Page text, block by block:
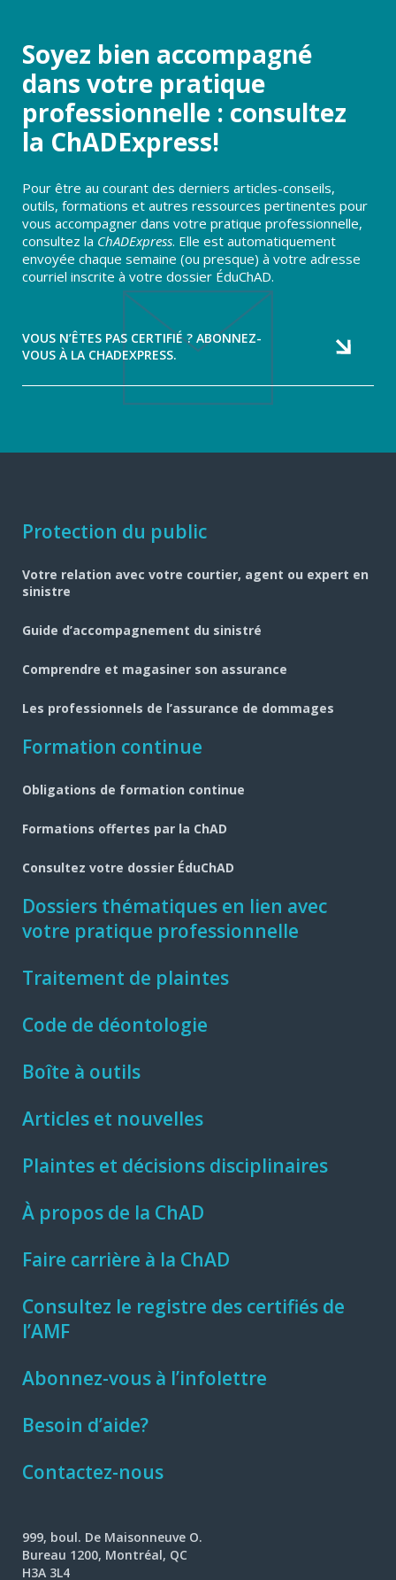
Soyez bien accompagné
dans votre pratique
professionnelle : consultez
la ChADExpress!
Pour être au courant des derniers articles-conseils,
outils, formations et autres ressources pertinentes pour
vous accompagner dans votre pratique professionnelle,
consultez la ChADExpress. Elle est automatiquement
envoyée chaque semaine (ou presque) à votre adresse
courriel inscrite à votre dossier ÉduChAD.
VOUS N’ÊTES PAS CERTIFIÉ ? ABONNEZ-
VOUS À LA CHADEXPRESS.
Navigation
pied
de
page
Protection du public
Votre relation avec votre courtier, agent ou expert en
sinistre
Guide d’accompagnement du sinistré
Comprendre et magasiner son assurance
Les professionnels de l’assurance de dommages
Formation continue
Obligations de formation continue
Formations offertes par la ChAD
Consultez votre dossier ÉduChAD
Dossiers thématiques en lien avec
votre pratique professionnelle
Traitement de plaintes
Code de déontologie
Boîte à outils
Articles et nouvelles
Plaintes et décisions disciplinaires
À propos de la ChAD
Faire carrière à la ChAD
Consultez le registre des certifiés de
l’AMF
Abonnez-vous à l’infolettre
Besoin d’aide?
Contactez-nous
999, boul. De Maisonneuve O.
Bureau 1200, Montréal, QC
H3A 3L4